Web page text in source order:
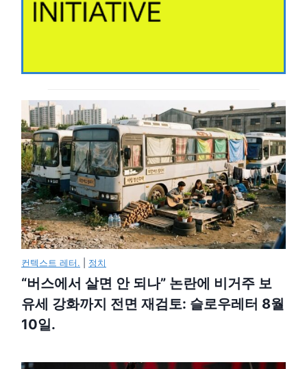
컨텍스트 레터. 정치
“버스에서 살면 안 되나” 논란에 비거주 보
유세 강화까지 전면 재검토: 슬로우레터 8월
10일.